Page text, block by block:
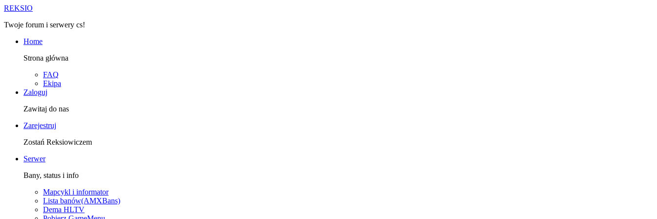
REKSIO
Twoje forum i serwery cs!
Home
Strona główna
FAQ
Ekipa
Zaloguj
Zawitaj do nas
Zarejestruj
Zostań Reksiowiczem
Serwer
Bany, status i info
Mapcykl i informator
Lista banów(AMXBans)
Dema HLTV